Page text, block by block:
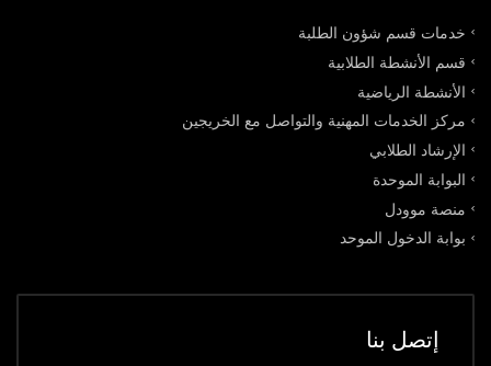
خدمات قسم شؤون الطلبة
قسم الأنشطة الطلابية
الأنشطة الرياضية
مركز الخدمات المهنية والتواصل مع الخريجين
الإرشاد الطلابي
البوابة الموحدة
منصة موودل
بوابة الدخول الموحد
إتصل بنا